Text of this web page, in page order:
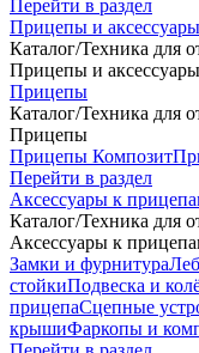
Перейти в раздел
Прицепы и аксессуары
Каталог/Техника для
Прицепы и аксессуары
Прицепы
Каталог/Техника для
Прицепы
Прицепы Композит
Перейти в раздел
Аксессуары к
Каталог/Техника для
Аксессуары к
Замки и фурнитура
стойкиПодвеска и
прицепаСцепные
крышиФаркопы и